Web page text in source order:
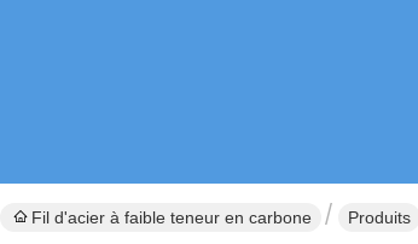
Fil d'acier à faible teneur en carbone Produits